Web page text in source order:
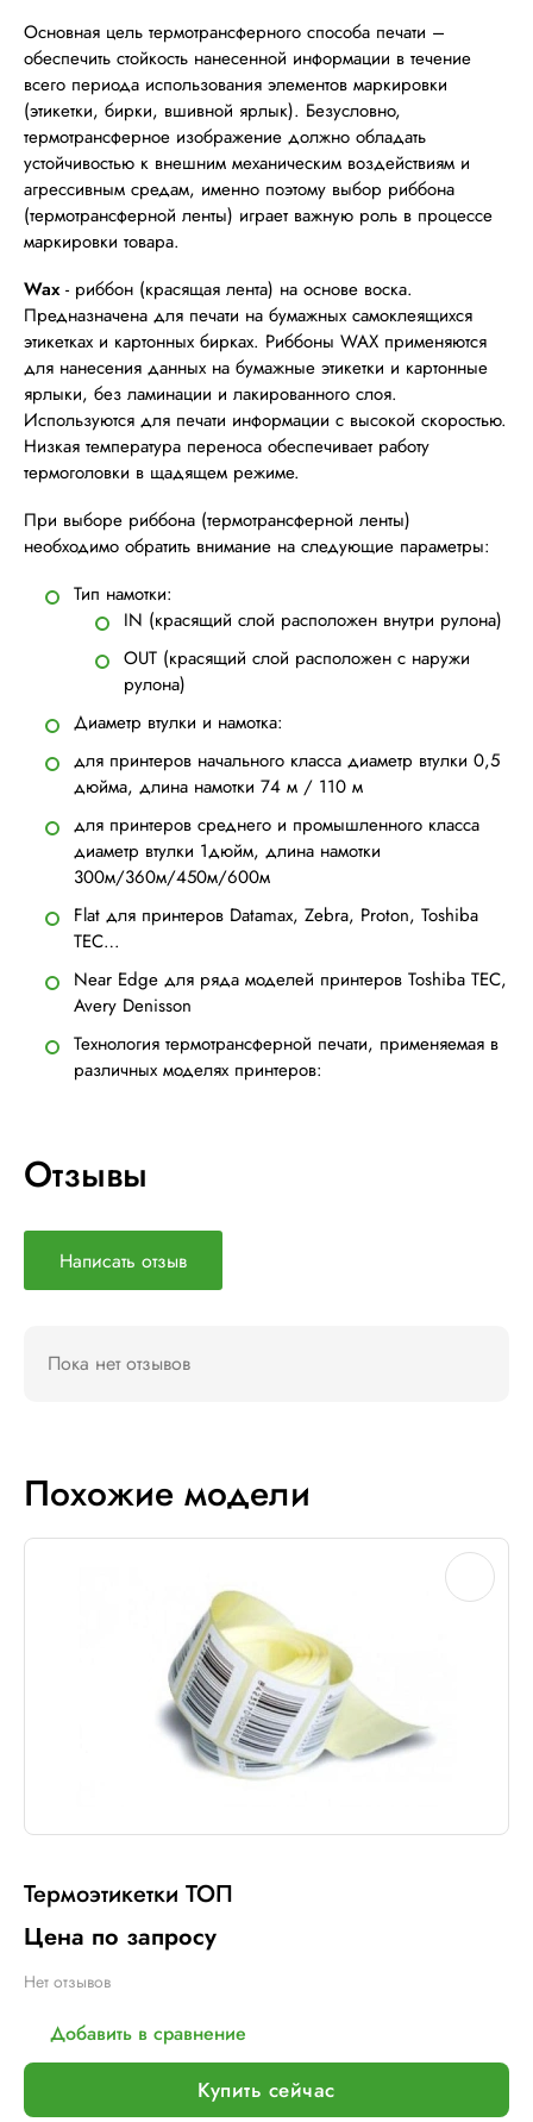
Основная цель термотрансферного способа печати –
обеспечить стойкость нанесенной информации в течение
всего периода использования элементов маркировки
(этикетки, бирки, вшивной ярлык). Безусловно,
термотрансферное изображение должно обладать
устойчивостью к внешним механическим воздействиям и
агрессивным средам, именно поэтому выбор риббона
(термотрансферной ленты) играет важную роль в процессе
маркировки товара.
Wax - риббон (красящая лента) на основе воска.
Предназначена для печати на бумажных самоклеящихся
этикетках и картонных бирках. Риббоны WAX применяются
для нанесения данных на бумажные этикетки и картонные
ярлыки, без ламинации и лакированного слоя.
Используются для печати информации с высокой скоростью.
Низкая температура переноса обеспечивает работу
термоголовки в щадящем режиме.
При выборе риббона (термотрансферной ленты)
необходимо обратить внимание на следующие параметры:
Тип намотки:
IN (красящий слой расположен внутри рулона)
OUT (красящий слой расположен с наружи
рулона)
Диаметр втулки и намотка:
для принтеров начального класса диаметр втулки 0,5
дюйма, длина намотки 74 м / 110 м
для принтеров среднего и промышленного класса
диаметр втулки 1дюйм, длина намотки
300м/360м/450м/600м
Flat для принтеров Datamax, Zebra, Proton, Toshiba
TEC…
Near Edge для ряда моделей принтеров Toshiba TEC,
Avery Denisson
Технология термотрансферной печати, применяемая в
различных моделях принтеров:
Отзывы
Написать отзыв
Пока нет отзывов
Похожие модели
Термоэтикетки ТОП
Цена по запросу
Нет отзывов
Добавить в сравнение
Купить сейчас